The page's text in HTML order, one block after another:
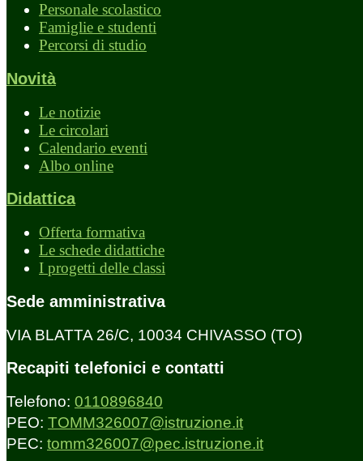
Personale scolastico
Famiglie e studenti
Percorsi di studio
Novità
Le notizie
Le circolari
Calendario eventi
Albo online
Didattica
Offerta formativa
Le schede didattiche
I progetti delle classi
Sede amministrativa
VIA BLATTA 26/C, 10034 CHIVASSO (TO)
Recapiti telefonici e contatti
Telefono: 0110896840
PEO: TOMM326007@istruzione.it
PEC: tomm326007@pec.istruzione.it